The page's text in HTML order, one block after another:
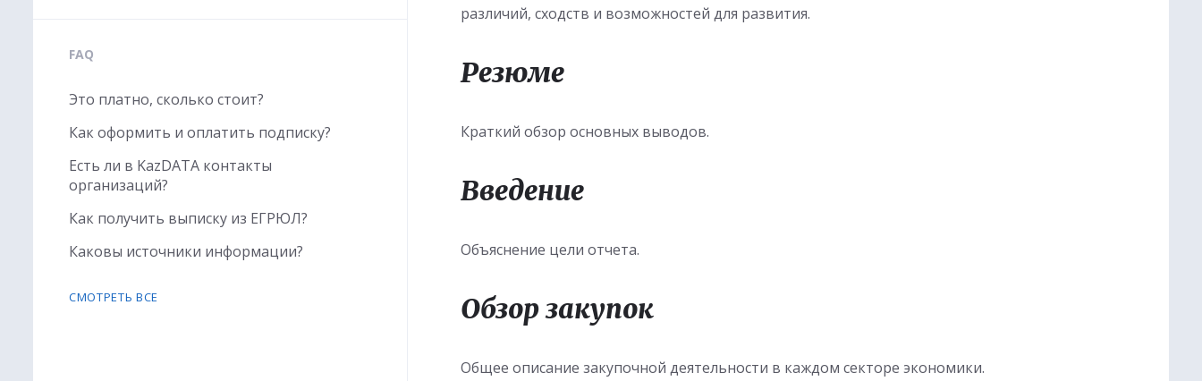
различий, сходств и возможностей для развития.
Резюме
Краткий обзор основных выводов.
Введение
Объяснение цели отчета.
Обзор закупок
Общее описание закупочной деятельности в каждом секторе экономики.
FAQ
Это платно, сколько стоит?
Как оформить и оплатить подписку?
Есть ли в KazDATA контакты
организаций?
Как получить выписку из ЕГРЮЛ?
Каковы источники информации?
СМОТРЕТЬ ВСЕ